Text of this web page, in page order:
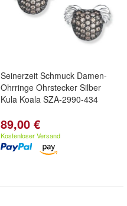
Seinerzeit Schmuck Damen-
Ohrringe Ohrstecker Silber
Kula Koala SZA-2990-434
89,00 €
Kostenloser Versand